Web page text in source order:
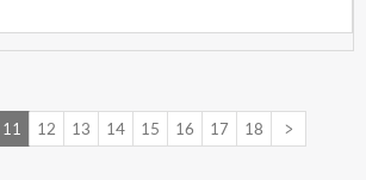
11 12 13 14 15 16 17 18 >